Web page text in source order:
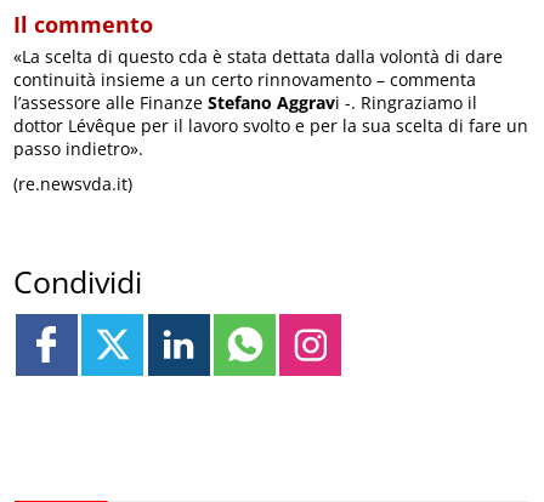
Il commento
«La scelta di questo cda è stata dettata dalla volontà di dare
continuità insieme a un certo rinnovamento – commenta
l’assessore alle FinanzeStefano Aggravi -. Ringraziamo il
dottor Lévêque per il lavoro svolto e per la sua scelta di fare un
passo indietro».
(re.newsvda.it)
Condividi